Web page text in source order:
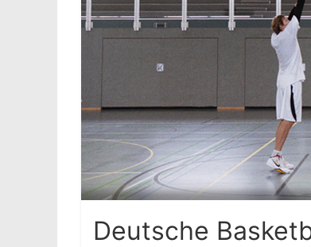
Deutsche